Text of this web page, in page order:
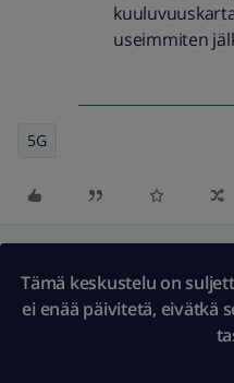
useimmiten
5G
Tämä keskustelu on
ei enää päivitetä, eivätkä